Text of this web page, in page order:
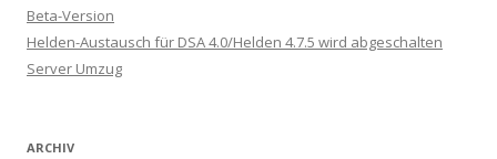
Beta-Version
Helden-Austausch für DSA 4.0/Helden 4.7.5 wird abgeschalten
Server Umzug
ARCHIV